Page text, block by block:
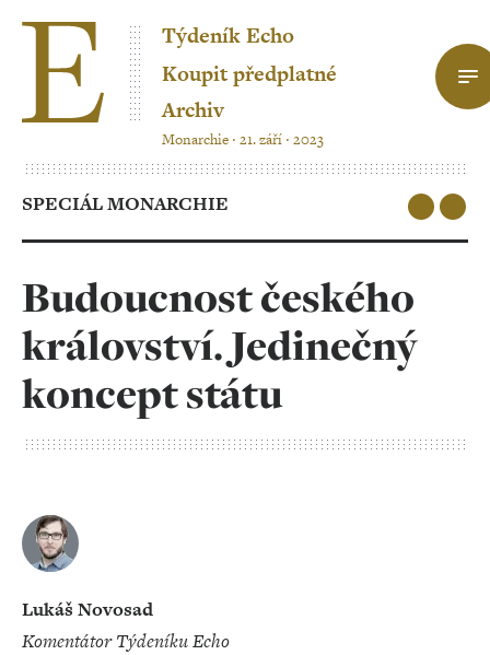
Týdeník Echo
Koupit předplatné
Archiv
Monarchie ‧ 21. září ‧ 2023
SPECIÁL MONARCHIE
Budoucnost českého
království. Jedinečný
koncept státu
Lukáš Novosad
Komentátor Týdeníku Echo